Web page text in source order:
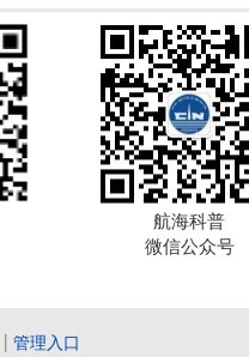
航海科普
微信公众号
管理入口